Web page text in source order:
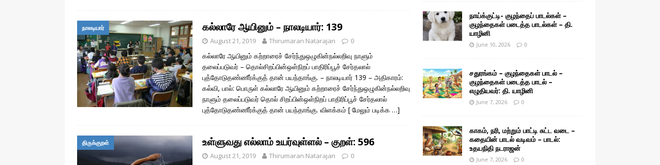
நாலடியார் கல்லாரே ஆயினும் – நாலடியார்: 139
August 21, 2019 Thirumaran Natarajan 0
கல்லாரே ஆயினும் கற்றாரைச் சேர்ந்துஒழுகின்நல்லறிவு நாளும்
தலைப்படுவர் – தொல்சிறப்பின்ஒள்நிறப் பாதிரிப்பூச் சேர்தலால்
புத்தோடுதண்ணீர்க்குத் தான் பயந்தாங்கு. – நாலடியார் 139 – அதிகாரம்:
கல்வி, பால்: பொருள் கல்லாரே ஆயினும் கற்றாரைச் சேர்ந்துஒழுகின்நல்லறிவு
நாளும் தலைப்படுவர் தொல் சிறப்பின்ஒள்நிறப் பாதிரிப்பூச் சேர்தலால்
புத்தோடுதண்ணீர்க்குத் தான் பயந்தாங்கு. விளக்கம் [ மேலும் படிக்க …]
திருக்குறள் உள்ளுவது எல்லாம் உயர்வுள்ளல் – குறள்: 596
August 21, 2019 Thirumaran Natarajan 0
நாய்க்குட்டி- குழந்தைப் பாடல்கள் –
குழந்தைகள் படைத்த பாடல்கள் – தி.
யாழினி
June 10, 2026 0
சதுரங்கம் – குழந்தைகள் பாடல் –
குழந்தைகள் படைத்த பாடல் –
எழுதியவர்: தி. யாழினி
June 7, 2026 0
காகம், நரி, மற்றும் பாட்டி சுட்ட வடை –
கதையின் பாடல் வடிவம் – பாடல்:
உதயநிதி நடராஜன்
June 7, 2026 0